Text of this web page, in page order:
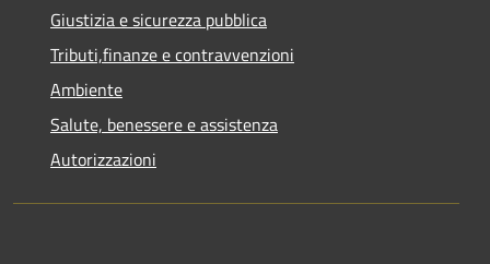
Giustizia e sicurezza pubblica
Tributi,finanze e contravvenzioni
Ambiente
Salute, benessere e assistenza
Autorizzazioni